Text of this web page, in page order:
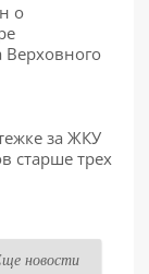
о
за ЖКУ
старше трех
новости